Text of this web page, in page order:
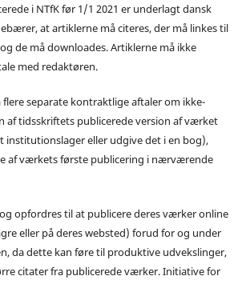
i NTfK før 1/1 2021 er underlagt dansk
at artiklerne må citeres, der må linkes til
de må downloades. Artiklerne må ikke
med redaktøren.
separate kontraktlige aftaler om ikke-
af tidsskriftets publicerede version af værket
institutionslager eller udgive det i en bog),
af værkets første publicering i nærværende
opfordres til at publicere deres værker online
eller på deres websted) forud for og under
da dette kan føre til produktive udvekslinger,
citater fra publicerede værker. Initiative for